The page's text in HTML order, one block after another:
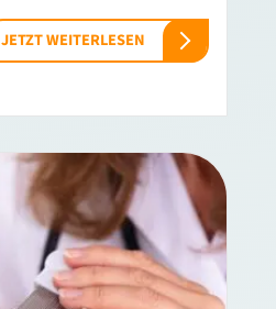
JETZT WEITERLESEN